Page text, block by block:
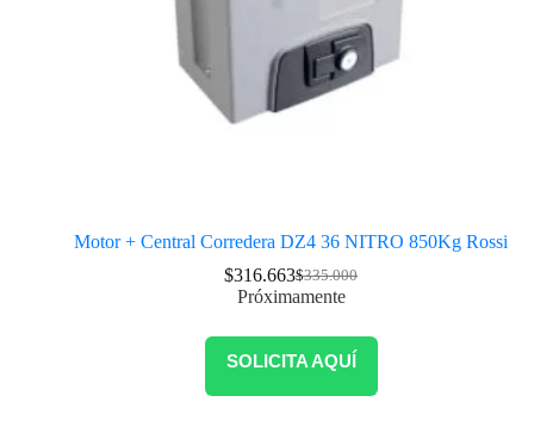
Motor + Central Corredera DZ4 36 NITRO 850Kg Rossi
$335.000
$316.663
Próximamente
SOLICITA AQUÍ